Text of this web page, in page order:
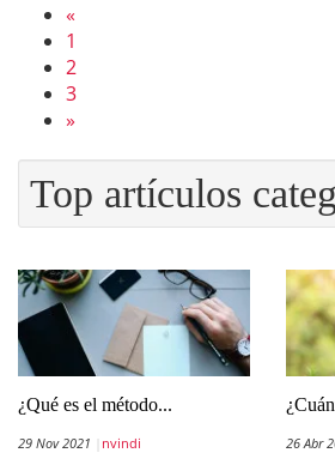
«
1
2
3
»
Top artículos
¿Qué es el método...
29 Nov 2021 nvindi 26 Abr